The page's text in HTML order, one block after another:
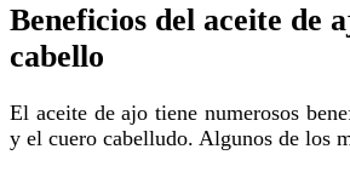
Beneficios del aceite de
cabello
El aceite de ajo tiene numerosos beneficios para el cabello
y el cuero cabelludo. Algunos de los